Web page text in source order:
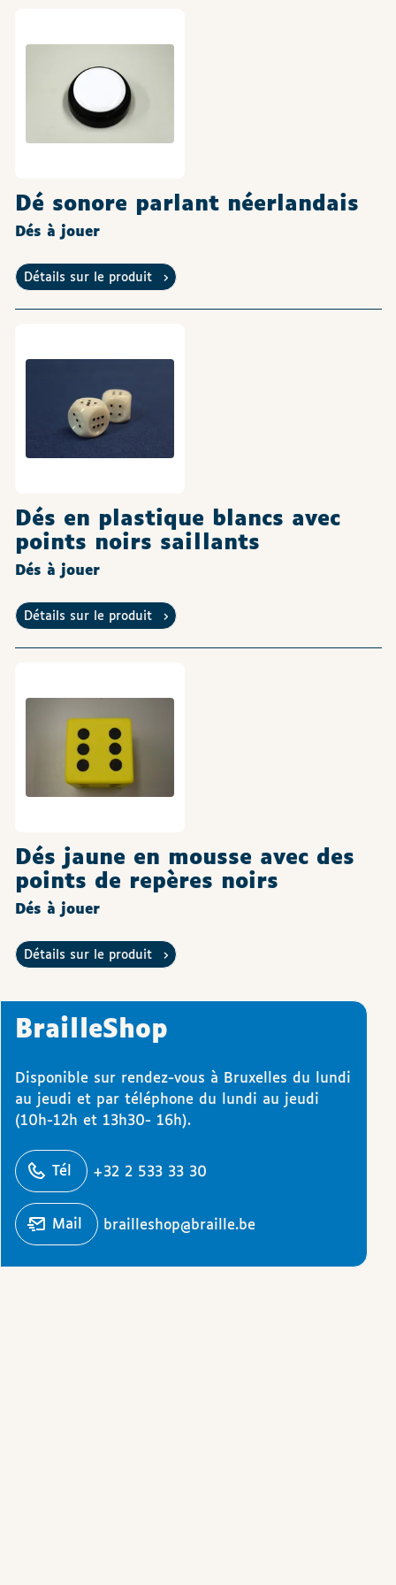
Dé sonore parlant néerlandais
Dés à jouer
Détails sur le produit
Dés en plastique blancs avec
points noirs saillants
Dés à jouer
Détails sur le produit
Dés jaune en mousse avec des
points de repères noirs
Dés à jouer
Détails sur le produit
BrailleShop
Disponible sur rendez-vous à Bruxelles du lundi
au jeudi et par téléphone du lundi au jeudi
(10h-12h et 13h30- 16h).
Tél éphoner
+32 2 533 33 30
Écrire un
mail brailleshop@braille.be